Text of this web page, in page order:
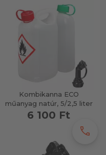
Kombikanna ECO
műanyag natúr, 5/2,5 liter
6 100 Ft
call